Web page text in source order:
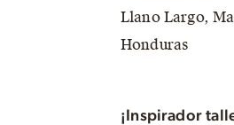
Llano Largo,
Honduras
¡Inspirador